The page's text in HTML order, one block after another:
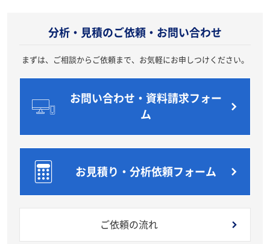
分析・見積のご依頼・お問い合わせ
まずは、ご相談からご依頼まで、お気軽にお申しつけください。
お問い合わせ・資料請求フォー
ム
お見積り・分析依頼フォーム
ご依頼の流れ